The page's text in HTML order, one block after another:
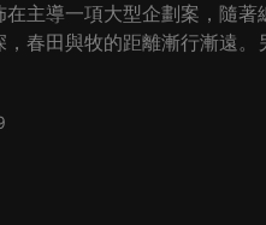
主導一項大型企劃案，隨著
春田與牧的距離漸行漸遠。